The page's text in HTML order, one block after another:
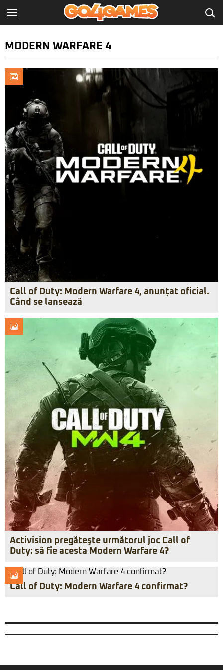
MODERN WARFARE 4
Call of Duty: Modern Warfare 4, anunțat oficial.
Când se lansează
Activision pregăteşte următorul joc Call of
Duty: să fie acesta Modern Warfare 4?
Call of Duty: Modern Warfare 4 confirmat?